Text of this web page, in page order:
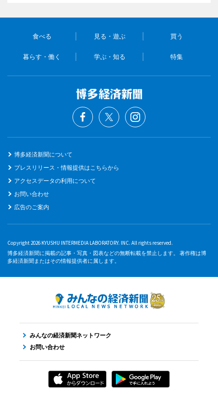
食べる 見る・遊ぶ 買う
暮らす・働く 学ぶ・知る 特集
博多経済新聞について
プレスリリース・情報提供はこちらから
アクセスデータの利用について
お問い合わせ
広告のご案内
Copyright 2026 KYUSHU INTERMEDIA LABORATORY. INC. All rights reserved.
博多経済新聞に掲載の記事・写真・図表などの無断転載を禁止します。 著作権は博
多経済新聞またはその情報提供者に属します。
みんなの経済新聞ネットワーク
お問い合わせ